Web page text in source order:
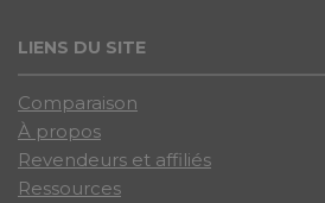
LIENS DU SITE
Comparaison
À propos
Revendeurs et affiliés
Ressources